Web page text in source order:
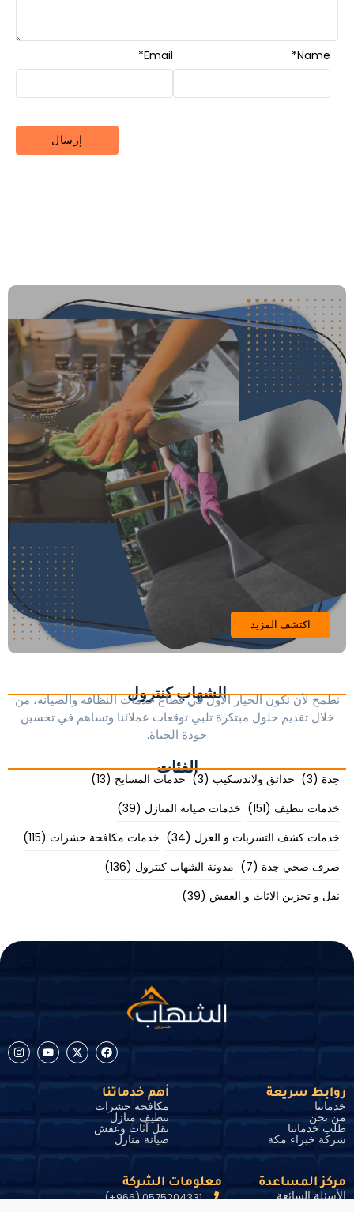
Name
*
Email
*
الشهاب كنترول
نطمح لأن نكون الخيار الأول في قطاع خدمات النظافة والصيانة، من
خلال تقديم حلول مبتكرة تلبي توقعات عملائنا وتساهم في تحسين
جودة الحياة.
اكتشف المزيد
الفئات
جدة (3) حدائق ولاندسكيب (3) خدمات المسابح (13)
خدمات تنظيف (151) خدمات صيانة المنازل (39)
خدمات كشف التسربات و العزل (34) خدمات مكافحة حشرات (115)
صرف صحي جدة (7) مدونة الشهاب كنترول (136)
نقل و تخزين الاثاث و العفش (39)
روابط سريعة
خدماتنا
من نحن
طلب خدماتنا
شركة خبراء مكة
أهم خدماتنا
مكافحة حشرات
تنظيف منازل
نقل آثاث وعفش
صيانة منازل
مركز المساعدة
الأسئلة الشائعة
معلومات الشركة
0575204331 (966+)